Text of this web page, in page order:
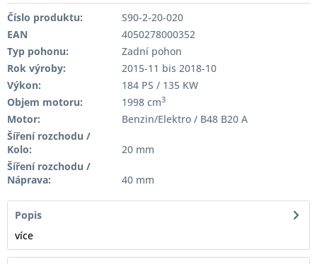
Číslo produktu:
S90-2-20-020
EAN
4050278000352
Typ pohonu:
Zadní pohon
Rok výroby:
2015-11 bis 2018-10
Výkon:
184 PS / 135 KW
Objem motoru:
1998 cm3
Motor:
Benzin/Elektro / B48 B20 A
Šíření rozchodu /
Kolo:
20 mm
Šíření rozchodu /
Náprava:
40 mm
Popis
více